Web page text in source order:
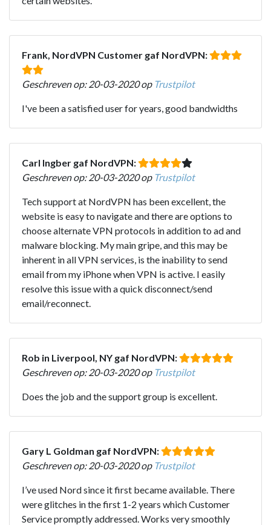
Frank, NordVPN Customer gaf NordVPN:
Geschreven op: 20-03-2020 op Trustpilot
I've been a satisfied user for years, good bandwidths
Carl Ingber gaf NordVPN:
Geschreven op: 20-03-2020 op Trustpilot
Tech support at NordVPN has been excellent, the
website is easy to navigate and there are options to
choose alternate VPN protocols in addition to ad and
malware blocking. My main gripe, and this may be
inherent in all VPN services, is the inability to send
email from my iPhone when VPN is active. I easily
resolve this issue with a quick disconnect/send
email/reconnect.
Rob in Liverpool, NY gaf NordVPN:
Geschreven op: 20-03-2020 op Trustpilot
Does the job and the support group is excellent.
Gary L Goldman gaf NordVPN:
Geschreven op: 20-03-2020 op Trustpilot
I’ve used Nord since it first became available. There
were glitches in the first 1-2 years which Customer
Service promptly addressed. Works very smoothly